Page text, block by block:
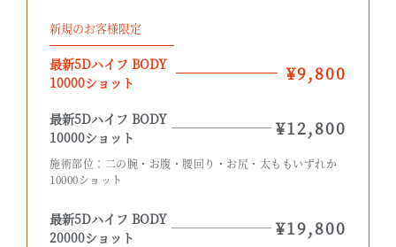
新規のお客様限定
最新5Dハイフ BODY
10000ショット
¥9,800
最新5Dハイフ BODY
10000ショット
¥12,800
施術部位：二の腕・お腹・腰回り・お尻・太ももいずれか
10000ショット
最新5Dハイフ BODY
20000ショット
¥19,800